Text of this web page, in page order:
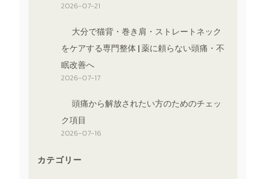
2026-07-21
大分で猫背・巻き肩・ストレートネック
をケアする専門整体 | 薬に頼らない頭痛・不
眠改善へ
2026-07-17
頭痛から解放されたい方のためのチェッ
ク項目
2026-07-16
カテゴリー